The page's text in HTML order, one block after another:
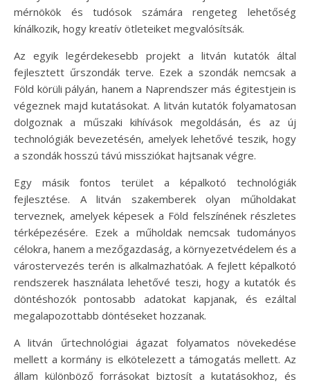
mérnökök és tudósok számára rengeteg lehetőség
kínálkozik, hogy kreatív ötleteiket megvalósítsák.
Az egyik legérdekesebb projekt a litván kutatók által
fejlesztett űrszondák terve. Ezek a szondák nemcsak a
Föld körüli pályán, hanem a Naprendszer más égitestjein is
végeznek majd kutatásokat. A litván kutatók folyamatosan
dolgoznak a műszaki kihívások megoldásán, és az új
technológiák bevezetésén, amelyek lehetővé teszik, hogy
a szondák hosszú távú missziókat hajtsanak végre.
Egy másik fontos terület a képalkotó technológiák
fejlesztése. A litván szakemberek olyan műholdakat
terveznek, amelyek képesek a Föld felszínének részletes
térképezésére. Ezek a műholdak nemcsak tudományos
célokra, hanem a mezőgazdaság, a környezetvédelem és a
várostervezés terén is alkalmazhatóak. A fejlett képalkotó
rendszerek használata lehetővé teszi, hogy a kutatók és
döntéshozók pontosabb adatokat kapjanak, és ezáltal
megalapozottabb döntéseket hozzanak.
A litván űrtechnológiai ágazat folyamatos növekedése
mellett a kormány is elkötelezett a támogatás mellett. Az
állam különböző forrásokat biztosít a kutatásokhoz, és